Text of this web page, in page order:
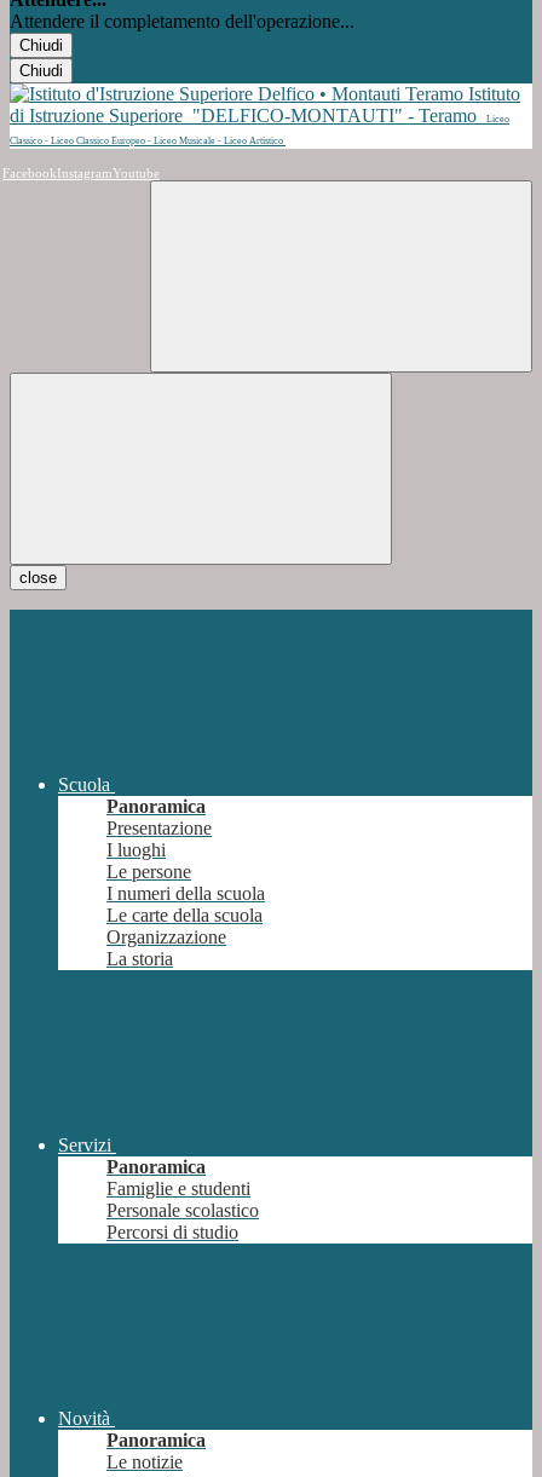
Attendere il completamento dell'operazione...
Chiudi
Chiudi
Istituto
di Istruzione Superiore "DELFICO-MONTAUTI" - Teramo
Liceo
Classico - Liceo Classico Europeo - Liceo Musicale - Liceo Artistico
Facebook InstagramYoutube
close
Scuola
Panoramica
Presentazione
I luoghi
Le persone
I numeri della scuola
Le carte della scuola
Organizzazione
La storia
Servizi
Panoramica
Famiglie e studenti
Personale scolastico
Percorsi di studio
Novità
Panoramica
Le notizie